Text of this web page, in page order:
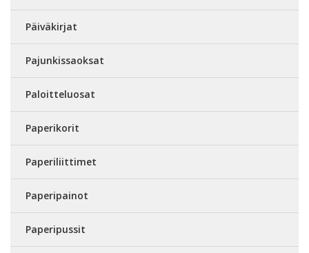
Päiväkirjat
Pajunkissaoksat
Paloitteluosat
Paperikorit
Paperiliittimet
Paperipainot
Paperipussit